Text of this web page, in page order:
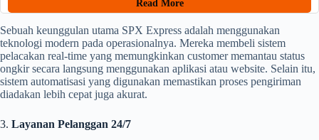
Read More
Sebuah keunggulan utama SPX Express adalah menggunakan
teknologi modern pada operasionalnya. Mereka membeli sistem
pelacakan real-time yang memungkinkan customer memantau status
ongkir secara langsung menggunakan aplikasi atau website. Selain itu,
sistem automatisasi yang digunakan memastikan proses pengiriman
diadakan lebih cepat juga akurat.
3. Layanan Pelanggan 24/7